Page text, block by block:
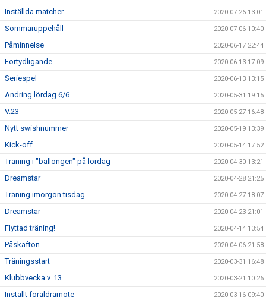
Inställda matcher 2020-07-26 13:01
Sommaruppehåll 2020-07-06 10:40
Påminnelse 2020-06-17 22:44
Förtydligande 2020-06-13 17:09
Seriespel 2020-06-13 13:15
Ändring lördag 6/6 2020-05-31 19:15
V.23 2020-05-27 16:48
Nytt swishnummer 2020-05-19 13:39
Kick-off 2020-05-14 17:52
Träning i "ballongen" på lördag 2020-04-30 13:21
Dreamstar 2020-04-28 21:25
Träning imorgon tisdag 2020-04-27 18:07
Dreamstar 2020-04-23 21:01
Flyttad träning! 2020-04-14 13:54
Påskafton 2020-04-06 21:58
Träningsstart 2020-03-31 16:48
Klubbvecka v. 13 2020-03-21 10:26
Inställt föräldramöte 2020-03-16 09:40